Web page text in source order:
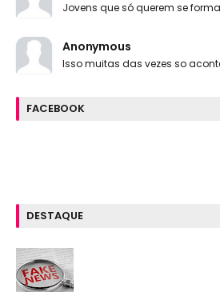
Jovens que só querem se
Anonymous
Isso muitas das vezes so
FACEBOOK
DESTAQUE